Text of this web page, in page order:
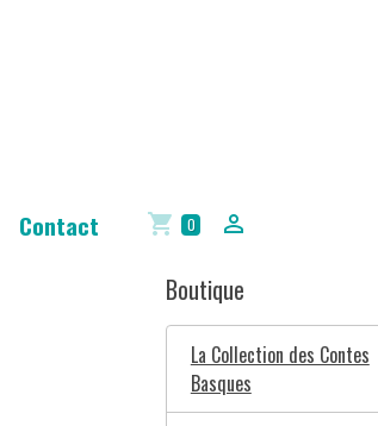
Contact 0
Boutique
La Collection des Contes
Basques